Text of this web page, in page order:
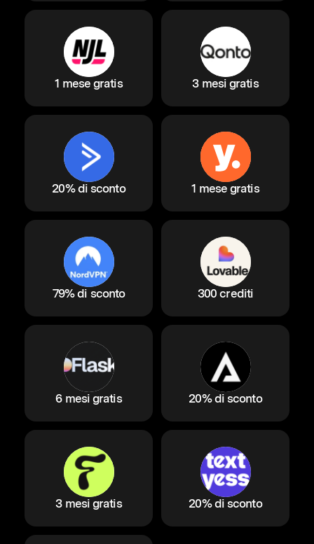
1 mese gratis 3 mesi gratis
20% di sconto 1 mese gratis
79% di sconto 300 crediti
6 mesi gratis 20% di sconto
3 mesi gratis 20% di sconto